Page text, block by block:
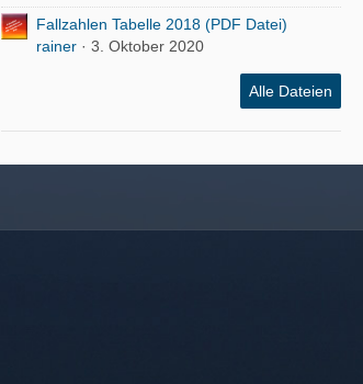
Fallzahlen Tabelle 2018 (PDF Datei)
rainer
3. Oktober 2020
Alle Dateien